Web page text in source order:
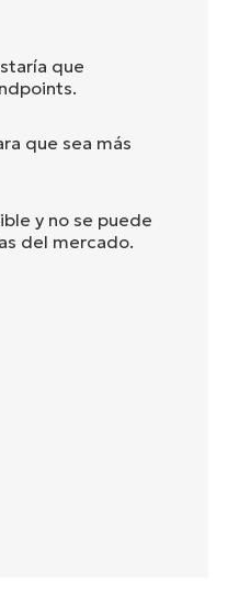
que
que sea más
y no se puede
del mercado.